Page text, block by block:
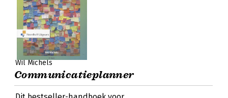
Wil Michels
Communicatieplanner